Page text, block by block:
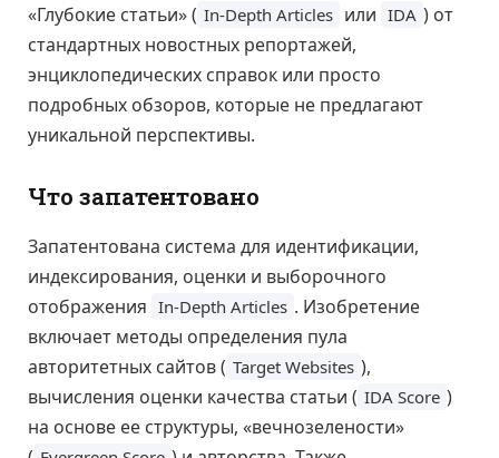
«Глубокие статьи» ( In-Depth Articles или IDA ) от
стандартных новостных репортажей,
энциклопедических справок или просто
подробных обзоров, которые не предлагают
уникальной перспективы.
Что запатентовано
Запатентована система для идентификации,
индексирования, оценки и выборочного
отображения In-Depth Articles . Изобретение
включает методы определения пула
авторитетных сайтов ( Target Websites ),
вычисления оценки качества статьи ( IDA Score )
на основе ее структуры, «вечнозелености»